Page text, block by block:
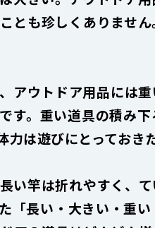
とも珍しくありませ
アウトドア用品には
す。重い道具の積み
は遊びにとっておき
竿は折れやすく、て
長い・大きい・重い